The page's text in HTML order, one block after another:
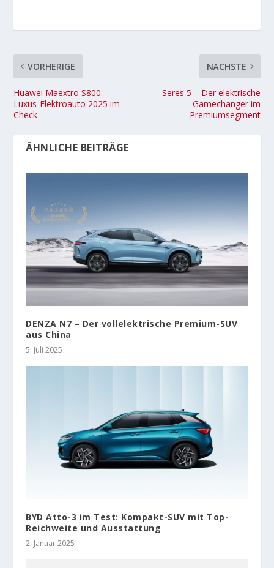
VORHERIGE
Huawei Maextro S800:
Luxus-Elektroauto 2025 im
Check
NÄCHSTE
Seres 5 – Der elektrische
Gamechanger im
Premiumsegment
ÄHNLICHE BEITRÄGE
DENZA N7 – Der vollelektrische Premium-SUV
aus China
5. Juli 2025
BYD Atto-3 im Test: Kompakt-SUV mit Top-
Reichweite und Ausstattung
2. Januar 2025